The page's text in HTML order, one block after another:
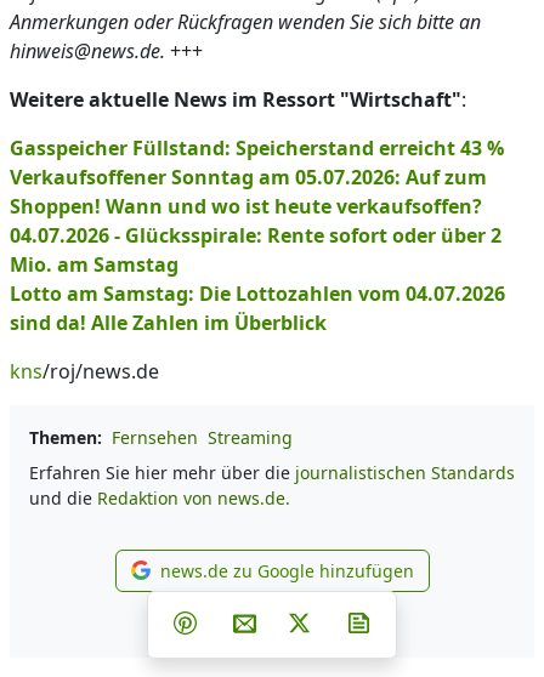
Anmerkungen oder Rückfragen wenden Sie sich bitte an
hinweis@news.de. +++
Weitere aktuelle News im Ressort "Wirtschaft":
Gasspeicher Füllstand: Speicherstand erreicht 43 %
Verkaufsoffener Sonntag am 05.07.2026: Auf zum
Shoppen! Wann und wo ist heute verkaufsoffen?
04.07.2026 - Glücksspirale: Rente sofort oder über 2
Mio. am Samstag
Lotto am Samstag: Die Lottozahlen vom 04.07.2026
sind da! Alle Zahlen im Überblick
kns/roj/news.de
Themen: Fernsehen Streaming
Erfahren Sie hier mehr über die journalistischen Standards
und die Redaktion von news.de.
news.de zu Google
news.de zu Google hinzufügen
Teilen auf Facebook
Teilen auf Whatsapp
Teilen auf Telegram
Teilen auf Pinterest
Per E-Mail teilen
Post auf X